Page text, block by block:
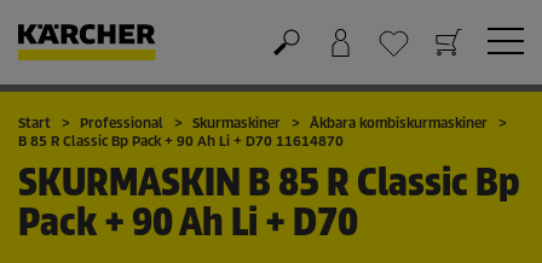
Varukorg
Önskelista
Start Professional Skurmaskiner
Åkbara kombiskurmaskiner
B 85 R Classic Bp Pack + 90 Ah Li + D70 11614870
SKURMASKIN B 85 R Classic Bp
Pack + 90 Ah Li + D70